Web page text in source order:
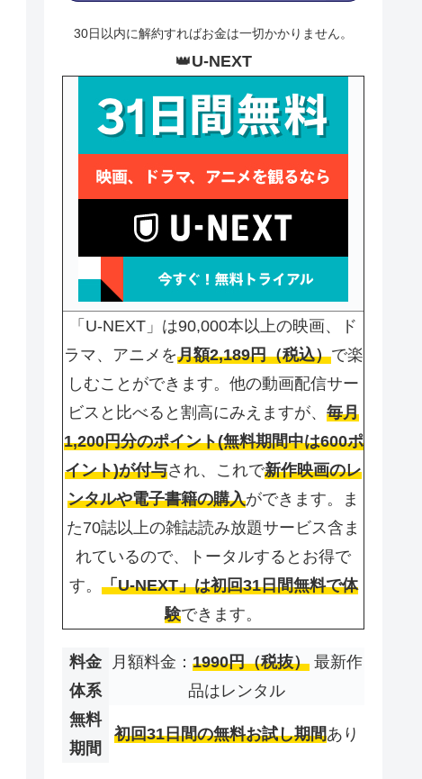
30日以内に解約すればお金は一切かかりません。
👑U-NEXT
「U-NEXT」は90,000本以上の映画、ド
ラマ、アニメを月額2,189円（税込）で楽
しむことができます。他の動画配信サー
ビスと比べると割高にみえますが、 毎月
1,200円分のポイント(無料期間中は600ポ
イント)が付与され、これで新作映画のレ
ンタルや電子書籍の購入ができます。ま
た70誌以上の雑誌読み放題サービス含ま
れているので、トータルするとお得で
す。 「U-NEXT」は初回31日間無料で体
験できます。
料金
体系
月額料金： 1990円（税抜）最新作
品はレンタル
無料
期間
初回31日間の無料お試し期間あり